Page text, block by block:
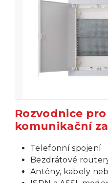
Rozvodnice
komunikační
Telefonní spojení
Bezdrátové
Antény, kabely